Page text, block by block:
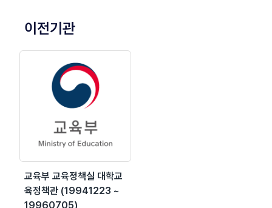
이전기관
교육부 교육정책실 대학교
육정책관 (19941223 ~
19960705)